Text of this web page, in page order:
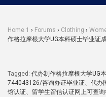
Home 1 › Forums › Clothing ›
作格拉摩根大学UG本科硕士毕业证
Tagged: 代办制作格拉摩根大学UG
744043126/咨询办证毕业证、代办
馆认证、留学生留信认证网上可查